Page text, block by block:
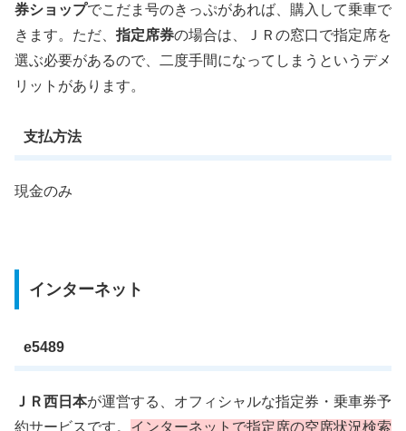
券ショップでこだま号のきっぷがあれば、購入して乗車で
きます。ただ、 指定席券の場合は、ＪＲの窓口で指定席を
選ぶ必要があるので、二度手間になってしまうというデメ
リットがあります。
支払方法
現金のみ
インターネット
e5489
ＪＲ西日本が運営する、オフィシャルな指定券・乗車券予
約サービスです。 インターネットで指定席の空席状況検索